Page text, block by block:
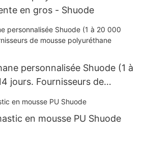
en gros - Shuode
personnalisée Shuode (1 à
jours. Fournisseurs de
personnalisée.
en mousse PU Shuode